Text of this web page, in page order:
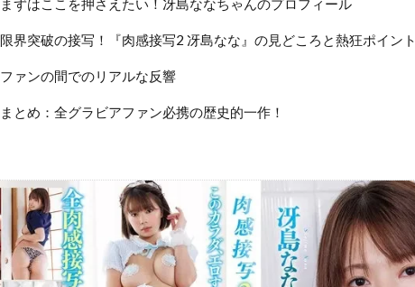
まずはここを押さえたい！冴島ななちゃんのプロフィール
限界突破の接写！『肉感接写2 冴島なな』の見どころと熱狂ポイント
ファンの間でのリアルな反響
まとめ：全グラビアファン必携の歴史的一作！